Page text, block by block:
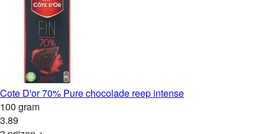
Cote D'or 70% Pure chocolade reep intense
100 gram
3.89